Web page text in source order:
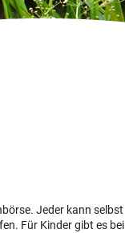
Jeder kann selbst
Für Kinder gibt es bei